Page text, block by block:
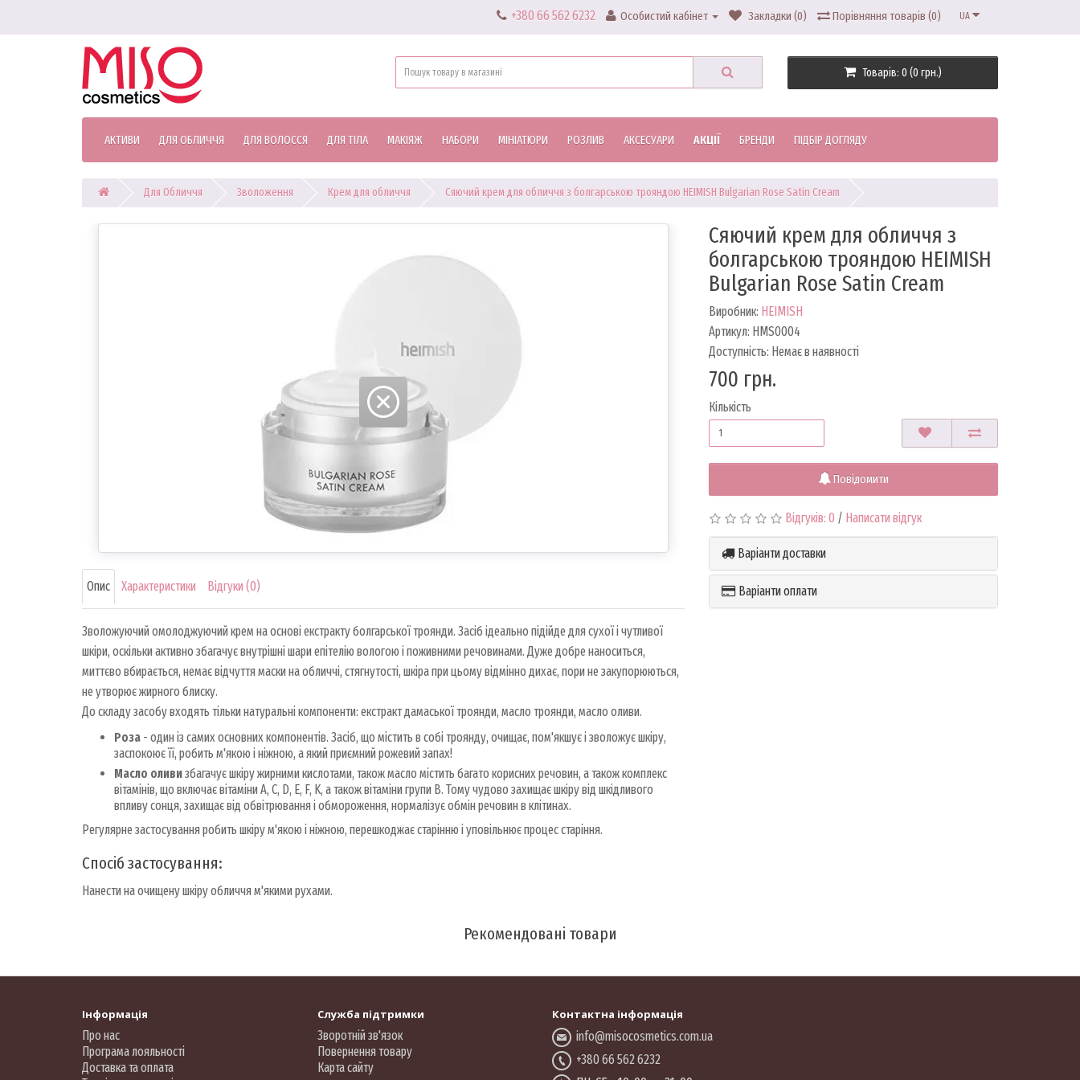
UA
+380 66 562 6232 Особистий кабінет Закладки (0) Порівняння товарів (0)
Товарів: 0 (0 грн.)
АКТИВИ ДЛЯ ОБЛИЧЧЯ ДЛЯ ВОЛОССЯ ДЛЯ ТІЛА МАКІЯЖ НАБОРИ МІНІАТЮРИ РОЗЛИВ АКСЕСУАРИ АКЦІЇ БРЕНДИ ПІДБІР ДОГЛЯДУ
Для Обличчя Зволоження Крем для обличчя Сяючий крем для обличчя з болгарською трояндою HEIMISH Bulgarian Rose Satin Cream
Сяючий крем для обличчя з
болгарською трояндою HEIMISH
Bulgarian Rose Satin Cream
Виробник: HEIMISH
Артикул: HMS0004
Доступність: Немає в наявності
700 грн.
Кількість
Повідомити
Відгуків: 0 / Написати відгук
Варіанти доставки
Варіанти оплати
Опис Характеристики Відгуки (0)
Зволожуючий омолоджуючий крем на основі екстракту болгарської троянди. Засіб ідеально підійде для сухої і чутливої ​​
шкіри, оскільки активно збагачує внутрішні шари епітелію вологою і поживними речовинами. Дуже добре наноситься,
миттєво вбирається, немає відчуття маски на обличчі, стягнутості, шкіра при цьому відмінно дихає, пори не закупорюються,
не утворює жирного блиску.
До складу засобу входять тільки натуральні компоненти: екстракт дамаської троянди, масло троянди, масло оливи.
Роза - один із самих основних компонентів. Засіб, що містить в собі троянду, очищає, пом'якшує і зволожує шкіру,
заспокоює її, робить м'якою і ніжною, а який приємний рожевий запах!
Масло оливизбагачує шкіру жирними кислотами, також масло містить багато корисних речовин, а також комплекс
вітамінів, що включає вітаміни A, C, D, E, F, K, а також вітаміни групи B. Тому чудово захищає шкіру від шкідливого
впливу сонця, захищає від обвітрювання і обмороження, нормалізує обмін речовин в клітинах.
Регулярне застосування робить шкіру м'якою і ніжною, перешкоджає старінню і уповільнює процес старіння.
Спосіб застосування:
Нанести на очищену шкіру обличчя м'якими рухами.
Рекомендовані товари
Інформація
Про нас
Програма лояльності
Доставка та оплата
Служба підтримки
Зворотній зв'язок
Повернення товару
Карта сайту
Контактна інформація
info@misocosmetics.com.ua
+380 66 562 6232